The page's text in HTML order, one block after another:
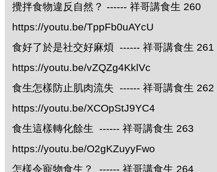
攪拌食物違反自然？ ------ 祥哥講食生 260
https://youtu.be/TppFb0uAYcU
食好了於是社交好麻煩 ------ 祥哥講食生 261
https://youtu.be/vZQZg4KklVc
食生怎樣防止肌肉流失 ------ 祥哥講食生 262
https://youtu.be/XCOpStJ9YC4
食生這樣轉化餘生 ------ 祥哥講食生 263
https://youtu.be/O2gKZuyyFwo
怎樣令寵物食生？ ------ 祥哥講食生 264